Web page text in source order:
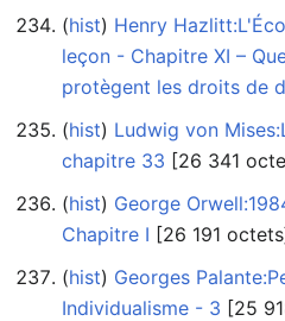
(hist) ‎ Henry
leçon - Chapitre XI –
protègent les droits de
(hist) ‎ Ludwig von
chapitre 33 ‎[26 341
(hist) ‎ George
Chapitre I ‎[26 191
(hist) ‎ Georges
Individualisme - 3 ‎[25